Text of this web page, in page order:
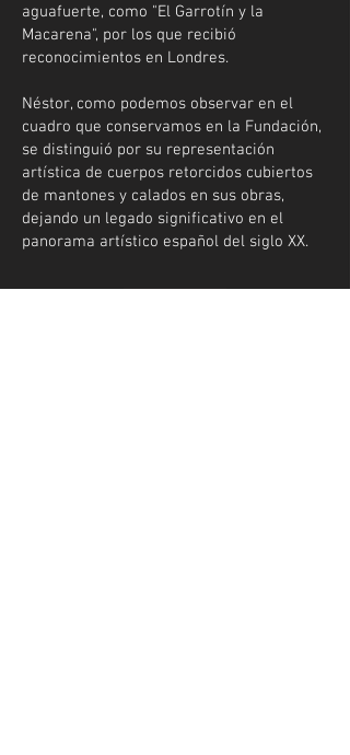
aguafuerte, como "El Garrotín y la
Macarena", por los que recibió
reconocimientos en Londres.
Néstor, como podemos observar en el
cuadro que conservamos en la Fundación,
se distinguió por su representación
artística de cuerpos retorcidos cubiertos
de mantones y calados en sus obras,
dejando un legado significativo en el
panorama artístico español del siglo XX.